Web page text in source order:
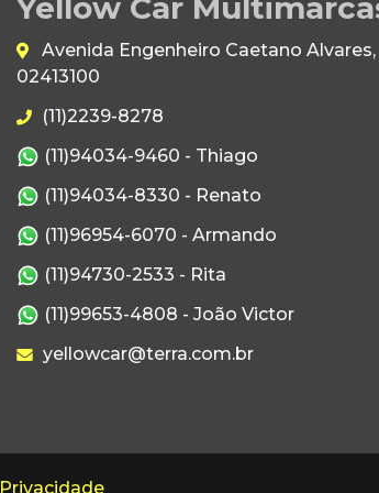
Avenida Engenheiro Caetano Alvares,
02413100
(11)2239-8278
(11)94034-9460 - Thiago
(11)94034-8330 - Renato
(11)96954-6070 - Armando
(11)94730-2533 - Rita
(11)99653-4808 - João Victor
yellowcar@terra.com.br
Privacidade